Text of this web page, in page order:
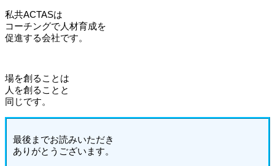
私共ACTASは
コーチングで人材育成を
促進する会社です。
場を創ることは
人を創ることと
同じです。
最後までお読みいただき
ありがとうございます。